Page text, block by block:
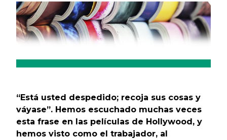
“Está usted despedido; recoja sus cosas y
váyase”. Hemos escuchado muchas veces
esta frase en las películas de Hollywood, y
hemos visto como el trabajador, al